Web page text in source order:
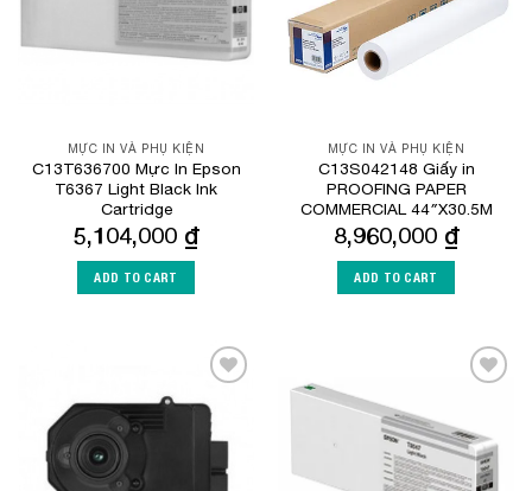
MỰC IN VÀ PHỤ KIỆN
C13T636700 Mực In Epson
T6367 Light Black Ink
Cartridge
5,104,000 ₫
ADD TO CART
MỰC IN VÀ PHỤ KIỆN
C13S042148 Giấy in
PROOFING PAPER
COMMERCIAL 44″X30.5M
8,960,000 ₫
ADD TO CART
Add to
Wishlist